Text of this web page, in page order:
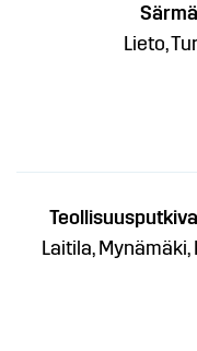
Lieto,
Laitila,